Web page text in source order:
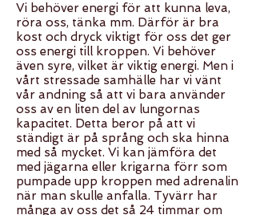
Vi behöver energi för att kunna leva,
röra oss, tänka mm. Därför är bra
kost och dryck viktigt för oss det ger
oss energi till kroppen. Vi behöver
även syre, vilket är viktig energi. Men i
vårt stressade samhälle har vi vänt
vår andning så att vi bara använder
oss av en liten del av lungornas
kapacitet. Detta beror på att vi
ständigt är på språng och ska hinna
med så mycket. Vi kan jämföra det
med jägarna eller krigarna förr som
pumpade upp kroppen med adrenalin
när man skulle anfalla. Tyvärr har
många av oss det så 24 timmar om